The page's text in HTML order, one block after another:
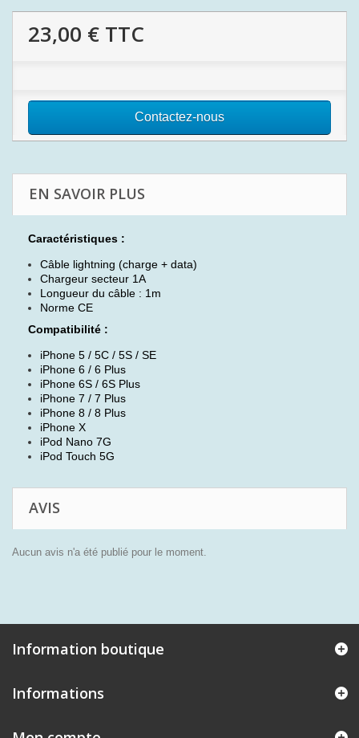
23,00 € TTC
Contactez-nous
EN SAVOIR PLUS
Caractéristiques :
Câble lightning (charge + data)
Chargeur secteur 1A
Longueur du câble : 1m
Norme CE
Compatibilité :
iPhone 5 / 5C / 5S / SE
iPhone 6 / 6 Plus
iPhone 6S / 6S Plus
iPhone 7 / 7 Plus
iPhone 8 / 8 Plus
iPhone X
iPod Nano 7G
iPod Touch 5G
AVIS
Aucun avis n'a été publié pour le moment.
Information boutique
Informations